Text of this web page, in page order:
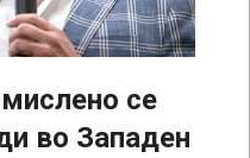
се
во Западен